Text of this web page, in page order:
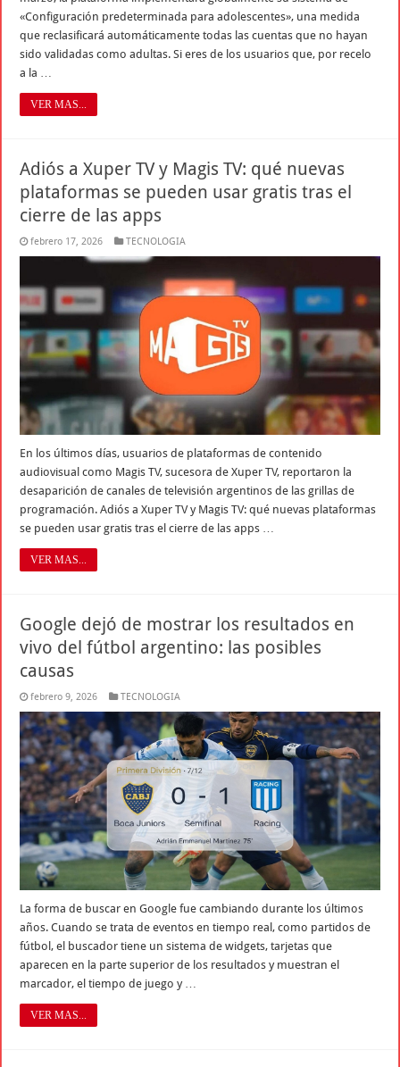
«Configuración predeterminada para adolescentes», una medida
que reclasificará automáticamente todas las cuentas que no hayan
sido validadas como adultas. Si eres de los usuarios que, por recelo
a la …
VER MAS...
Adiós a Xuper TV y Magis TV: qué nuevas
plataformas se pueden usar gratis tras el
cierre de las apps
febrero 17, 2026 TECNOLOGIA
En los últimos días, usuarios de plataformas de contenido
audiovisual como Magis TV, sucesora de Xuper TV, reportaron la
desaparición de canales de televisión argentinos de las grillas de
programación. Adiós a Xuper TV y Magis TV: qué nuevas plataformas
se pueden usar gratis tras el cierre de las apps …
VER MAS...
Google dejó de mostrar los resultados en
vivo del fútbol argentino: las posibles
causas
febrero 9, 2026 TECNOLOGIA
La forma de buscar en Google fue cambiando durante los últimos
años. Cuando se trata de eventos en tiempo real, como partidos de
fútbol, el buscador tiene un sistema de widgets, tarjetas que
aparecen en la parte superior de los resultados y muestran el
marcador, el tiempo de juego y …
VER MAS...